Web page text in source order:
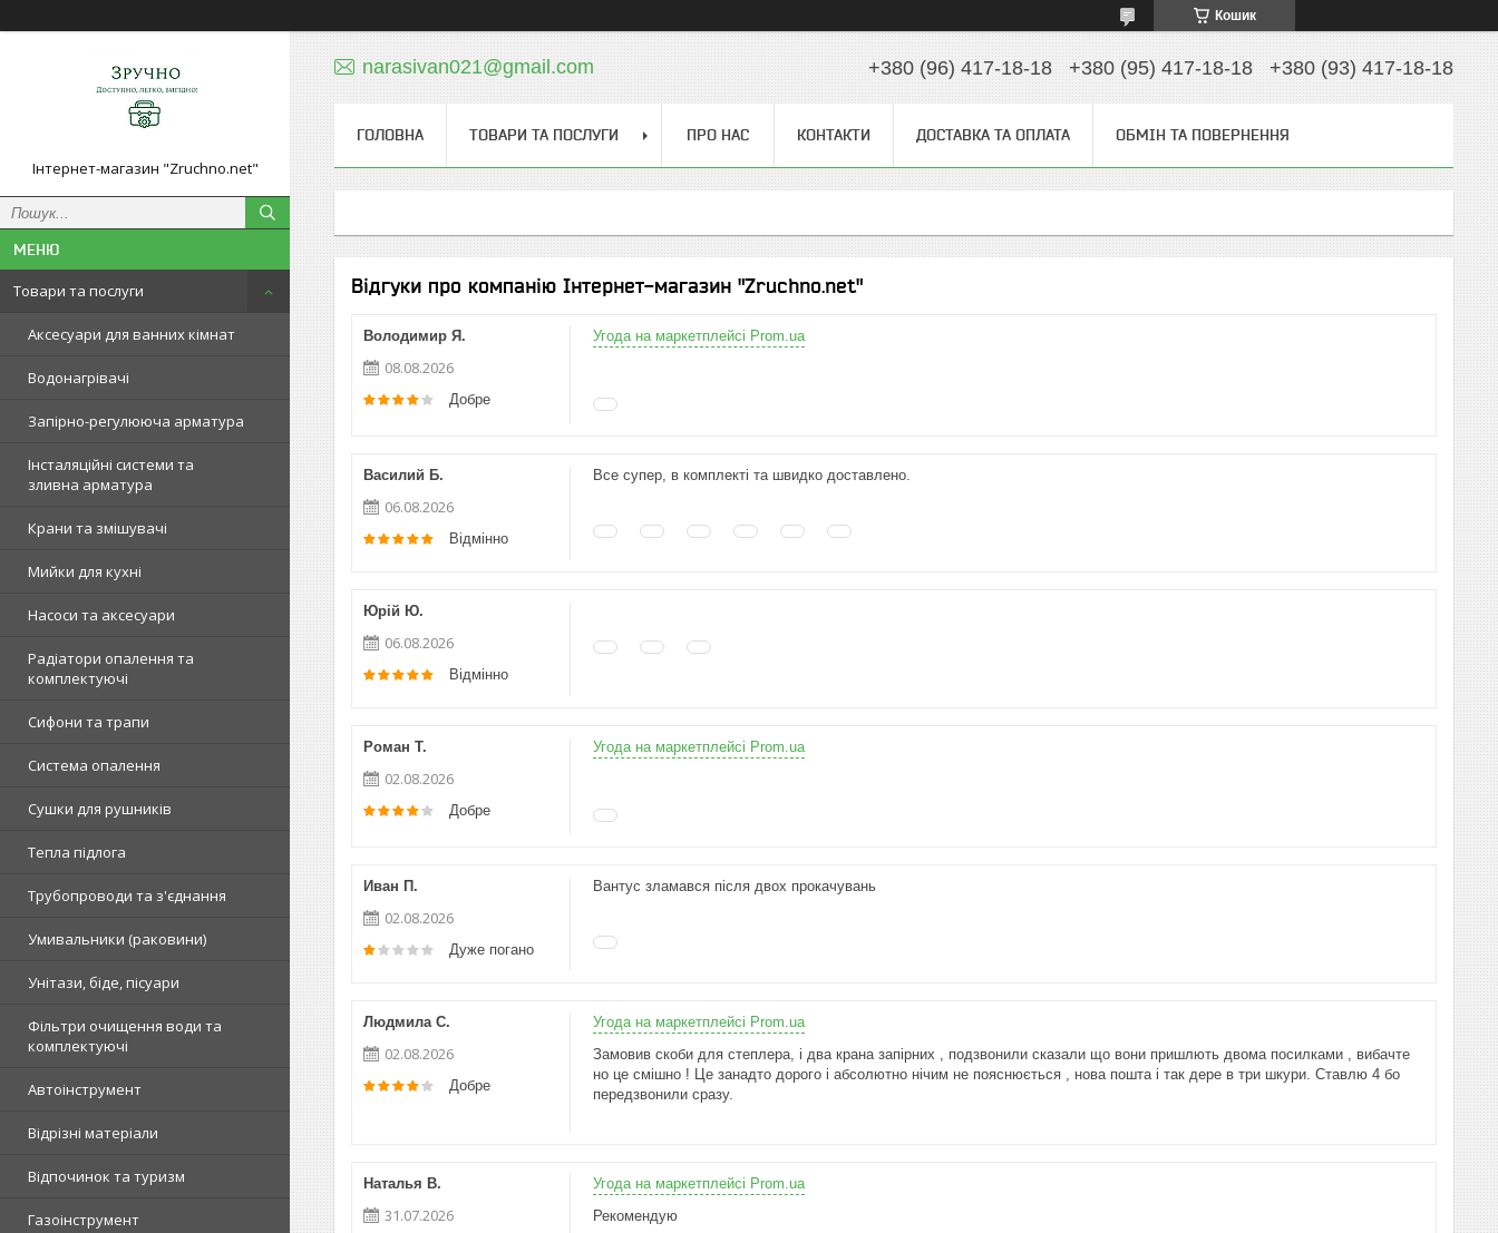
Кошик
Інтернет-магазин "Zruchno.net"
Товари та послуги
Аксесуари для ванних кімнат
Водонагрівачі
Запірно-регулююча арматура
Інсталяційні системи та
зливна арматура
Крани та змішувачі
Мийки для кухні
Насоси та аксесуари
Радіатори опалення та
комплектуючі
Сифони та трапи
Система опалення
Сушки для рушників
Тепла підлога
Трубопроводи та з'єднання
Умивальники (раковини)
Унітази, біде, пісуари
Фільтри очищення води та
комплектуючі
Автоінструмент
Відрізні матеріали
Відпочинок та туризм
Газоінструмент
narasivan021@gmail.com +380 (96) 417-18-18 +380 (95) 417-18-18 +380 (93) 417-18-18
ГОЛОВНА ТОВАРИ ТА ПОСЛУГИ ПРО НАС КОНТАКТИ ДОСТАВКА ТА ОПЛАТА ОБМІН ТА ПОВЕРНЕННЯ
Відгуки про компанію Інтернет-магазин "Zruchno.net"
Володимир Я.
08.08.2026
Добре
Угода на маркетплейсі Prom.ua
Василий Б.
06.08.2026
Відмінно
Все супер, в комплекті та швидко доставлено.
Юрій Ю.
06.08.2026
Відмінно
Роман Т.
02.08.2026
Добре
Угода на маркетплейсі Prom.ua
Иван П.
02.08.2026
Дуже погано
Вантус зламався після двох прокачувань
Людмила С.
02.08.2026
Добре
Угода на маркетплейсі Prom.ua
Замовив скоби для степлера, і два крана запірних , подзвонили сказали що вони пришлють двома посилками , вибачте
но це смішно ! Це занадто дорого і абсолютно нічим не пояснюється , нова пошта і так дере в три шкури. Ставлю 4 бо
передзвонили сразу.
Наталья В.
31.07.2026
Угода на маркетплейсі Prom.ua
Рекомендую